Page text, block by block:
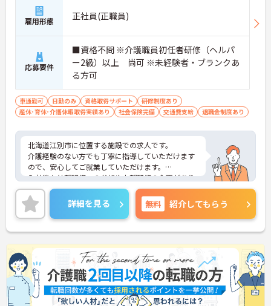
雇用形態 正社員(正職員)
応募要件
■資格不問 ※介護職員初任者研修（ヘルパ
ー2級）以上 尚可 ※未経験者・ブランクあ
る方可
車通勤可 日勤のみ 資格取得サポート
研修制度あり
産休･育休･介護休暇取得実績あり
社会保険完備 交通費支給 退職金制度あり
北海道江別市に位置する施設での求人です。
介護経験のない方でも丁寧に指導していただけます
ので、安心してご就業していただけます。
入社後も外部研修への参加や内部研修の企画があり
ますので、スキルアップしていく事が出来ます。
ご興味のある方は、お気軽にお問い合わせくださ
い。
詳細を見る 無料 紹介してもらう